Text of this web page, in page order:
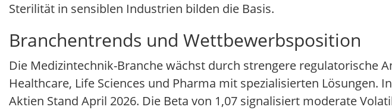
Sterilität in sensiblen Industrien bilden die Basis.
Branchentrends und Wettbewerbsposition
Die Medizintechnik-Branche wächst durch strengere regulatorische
Healthcare, Life Sciences und Pharma mit spezialisierten Lösungen.
Aktien Stand April 2026. Die Beta von 1,07 signalisiert moderate